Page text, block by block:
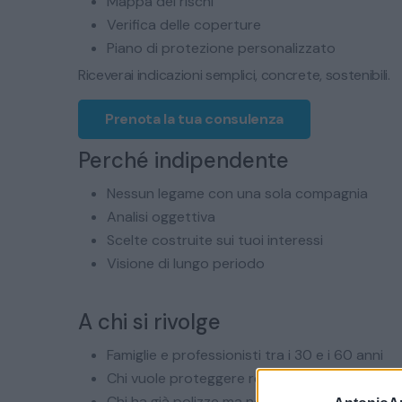
Verifica delle coperture
Piano di protezione personalizzato
Riceverai indicazioni semplici, concrete, sostenibili.
Prenota la tua consulenza
Perché indipendente
Nessun legame con una sola compagnia
Analisi oggettiva
Scelte costruite sui tuoi interessi
Visione di lungo periodo
A chi si rivolge
Famiglie e professionisti tra i 30 e i 60 anni
Chi vuole proteggere reddito, casa,